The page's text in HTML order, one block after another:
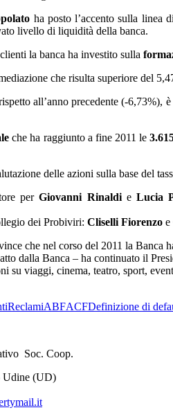
ha posto l’accento sulla linea
livello di liquidità della banca.
la banca ha investito sulla
che risulta superiore del
all’anno precedente (-
che ha raggiunto a fine 2011 le
delle azioni sulla base del
perGiovanni RinaldieLucia
dei Probiviri: Cliselli Fiorenzo e
che nel corso del 2011 la Banca
dalla Banca – ha continuato il
su viaggi, cinema, teatro, sport,
ReclamiABFACFDefinizione di
Soc. Coop.
Udine (UD)